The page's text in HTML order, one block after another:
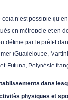
n’est possible
en métropole et en
définie par le préfet
mer (Guadeloupe,
Futuna, Polynésie
dans
physiques et